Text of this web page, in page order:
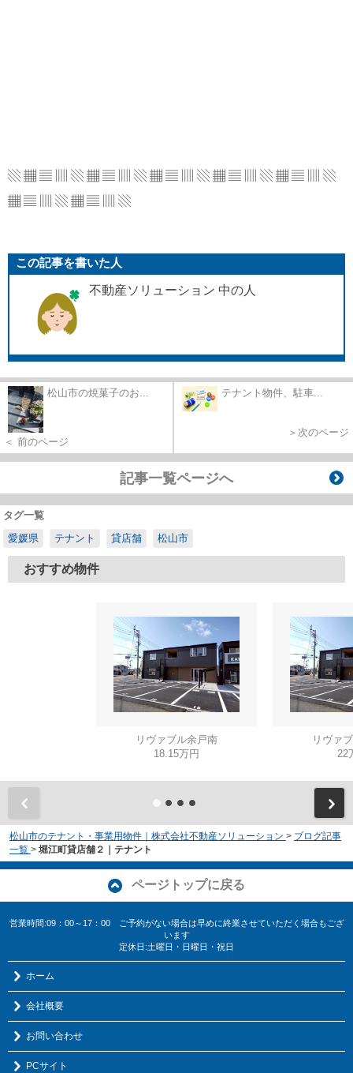
▧ ▦ ▤ ▥ ▧ ▦ ▤ ▥ ▧ ▦ ▤ ▥ ▧ ▦ ▤ ▥ ▧ ▦ ▤ ▥ ▧
▦ ▤ ▥ ▧ ▦ ▤ ▥ ▧
この記事を書いた人
不動産ソリューション 中の人
松山市の焼菓子のお...
＜ 前のページ
テナント物件、駐車...
＞次のページ
記事一覧ページへ
タグ一覧
愛媛県
テナント 貸店舗 松山市
おすすめ物件
リヴァブル余戸南
18.15万円
リヴァ
22
松山市のテナント・事業用物件｜株式会社不動産ソリューション > ブログ記事
一覧 > 堀江町貸店舗２｜テナント
ページトップに戻る
営業時間:09：00～17：00 ご予約がない場合は早めに終業させていただく場合もござ
います
定休日:土曜日・日曜日・祝日
ホーム
会社概要
お問い合わせ
PCサイト